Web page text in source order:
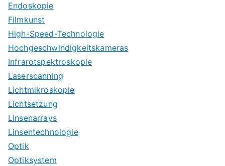
Endoskopie
Filmkunst
High-Speed-Technologie
Hochgeschwindigkeitskameras
Infrarotspektroskopie
Laserscanning
Lichtmikroskopie
Lichtsetzung
Linsenarrays
Linsentechnologie
Optik
Optiksystem